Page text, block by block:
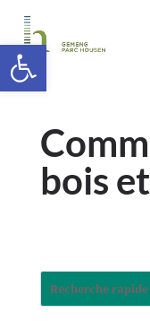
bois
Ouvrir la barre d’outils